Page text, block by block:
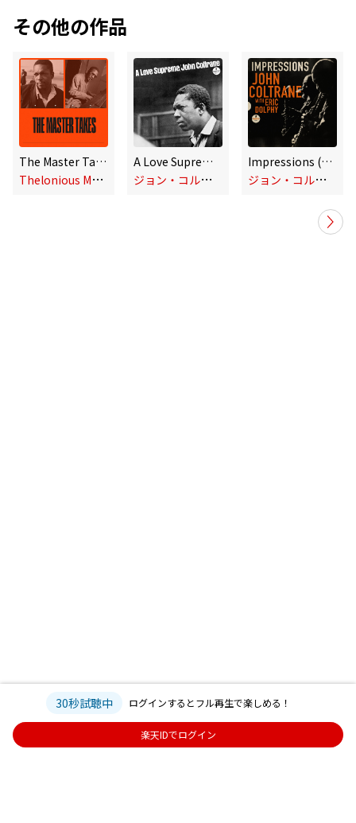
その他の作品
The Master Takes
T
helonious Monk, John Coltrane
A Love Supreme (Monophonic Edition)
ジ
ョン・コルトレーン
Impressions (Live)
ジ
ョン・コルトレーン
30秒試聴中 ログインするとフル再生で楽しめる！
楽天IDでログイン